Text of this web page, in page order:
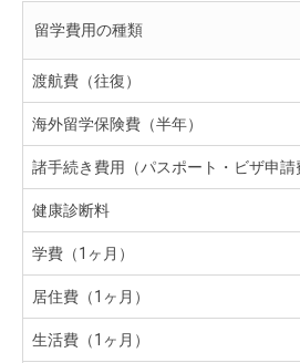
留学費用の種類
渡航費（往復）
海外留学保険費（半年）
諸手続き費用（パスポート・ビザ申請
健康診断料
学費（1ヶ月）
居住費（1ヶ月）
生活費（1ヶ月）